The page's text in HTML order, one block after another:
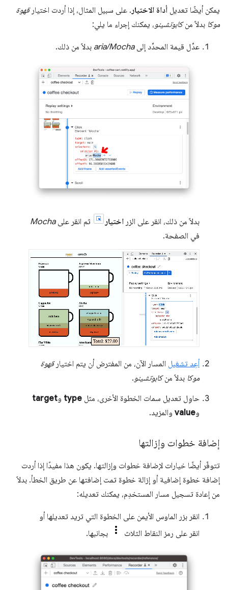
يمكن أيضًا تعديل أداة الاختيار . على سبيل المثال، إذا أردت اختيارقهوة
موكا بدلاً منكابوتشينو، يمكنك إجراء ما يلي:
عدِّل قيمة المحدِّد إلىaria/Mocha بدلاً من ذلك.
بدلاً من ذلك، انقر على الزر اختيار ثم انقر علىMocha
في الصفحة.
أعِد تشغيل المسار الآن، من المفترض أن يتم اختيارقهوة
موكا بدلاً منكابوتشينو.
حاوِل تعديل سمات الخطوة الأخرى، مثل type وtarget
وvalue والمزيد.
إضافة خطوات وإزالتها
تتوفّر أيضًا خيارات لإضافة خطوات وإزالتها. يكون هذا مفيدًا إذا أردت
إضافة خطوة إضافية أو إزالة خطوة تمت إضافتها عن طريق الخطأ. بدلاً
من إعادة تسجيل مسار المستخدِم، يمكنك تعديله:
انقر بزر الماوس الأيمن على الخطوة التي تريد تعديلها أو
انقر على رمز النقاط الثلاث
بجانبها.